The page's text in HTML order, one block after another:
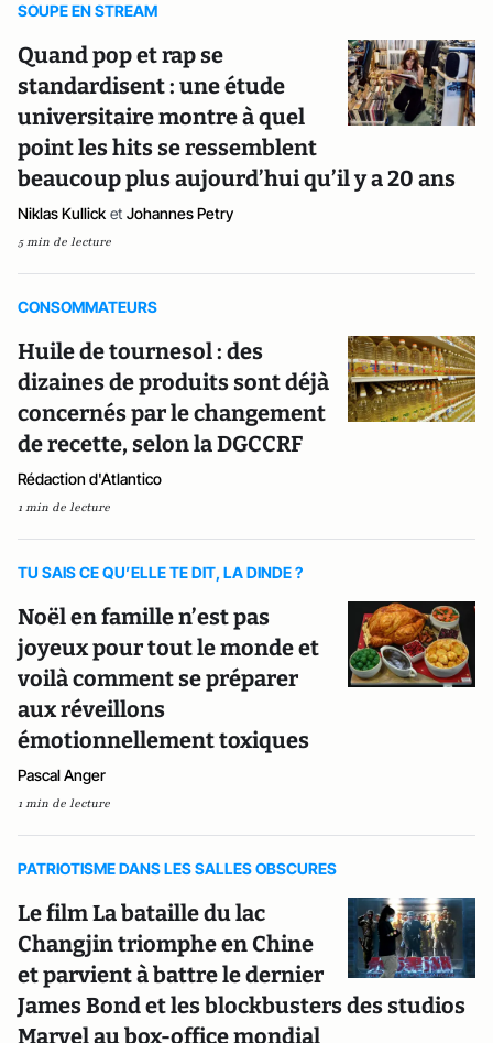
SOUPE EN STREAM
Quand pop et rap se
standardisent : une étude
universitaire montre à quel
point les hits se ressemblent
beaucoup plus aujourd’hui qu’il y a 20 ans
Niklas Kullick et Johannes Petry
5 min de lecture
CONSOMMATEURS
Huile de tournesol : des
dizaines de produits sont déjà
concernés par le changement
de recette, selon la DGCCRF
Rédaction d'Atlantico
1 min de lecture
TU SAIS CE QU’ELLE TE DIT, LA DINDE ?
Noël en famille n’est pas
joyeux pour tout le monde et
voilà comment se préparer
aux réveillons
émotionnellement toxiques
Pascal Anger
1 min de lecture
PATRIOTISME DANS LES SALLES OBSCURES
Le film La bataille du lac
Changjin triomphe en Chine
et parvient à battre le dernier
James Bond et les blockbusters des studios
Marvel au box-office mondial